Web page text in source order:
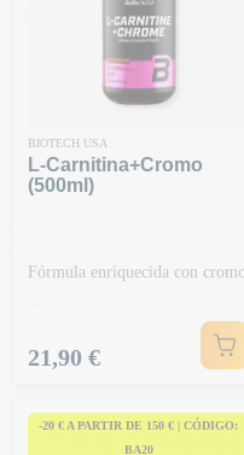
BIOTECH USA
L-Carnitina+cromo
(500ml)
Fórmula enriquecida con cromo
Precio
21,90 €
-20 € A PARTIR DE 150 € | CÓDIGO:
BA20